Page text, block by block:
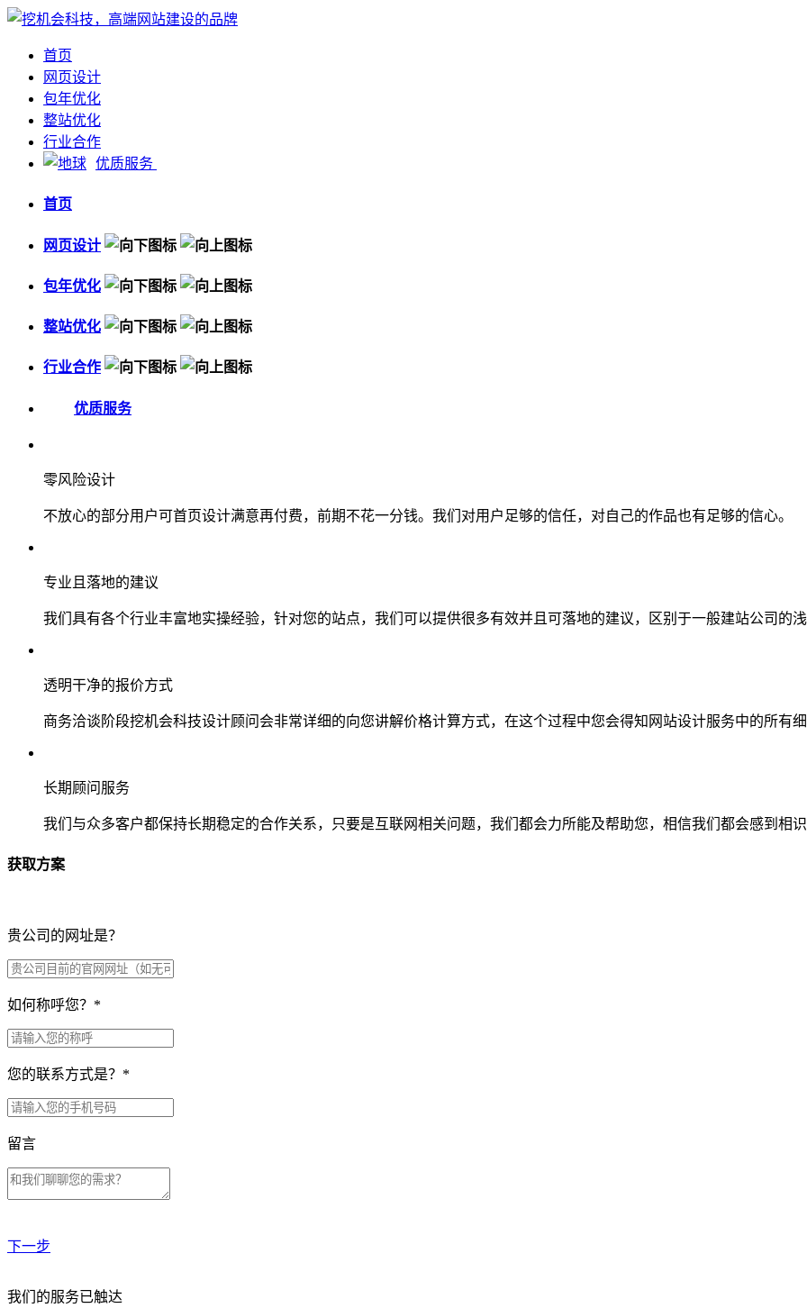
首页
网页设计
包年优化
整站优化
行业合作
优质服务
首页
网页设计
包年优化
整站优化
行业合作
优质服务
零风险设计
不放心的部分用户可首页设计满意再付费，前期不花一分钱。我们对用户足够的信任，对自己的作品也有足够的信心。
专业且落地的建议
我们具有各个行业丰富地实操经验，针对您的站点，我们可以提供很多有效并且可落地的建议，区别于一般建站公司的
透明干净的报价方式
商务洽谈阶段挖机会科技设计顾问会非常详细的向您讲解价格计算方式，在这个过程中您会得知网站设计服务中的所有
长期顾问服务
我们与众多客户都保持长期稳定的合作关系，只要是互联网相关问题，我们都会力所能及帮助您，相信我们都会感到相
获取方案
贵公司的网址是？
如何称呼您？ *
您的联系方式是？ *
留言
下一步
贵公司预算范围是？
我们的服务已触达